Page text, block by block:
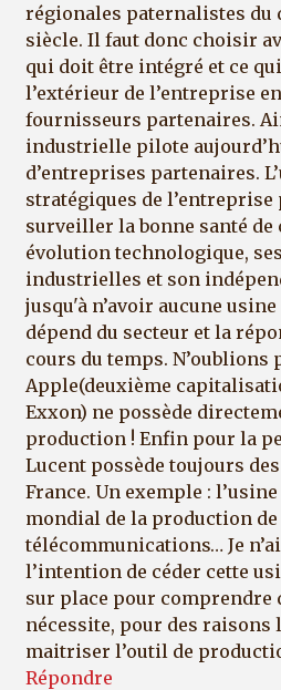
régionales paternalistes du
siècle. Il faut donc choisir
qui doit être intégré et ce
l’extérieur de l’entreprise
fournisseurs partenaires.
industrielle pilote
d’entreprises partenaires.
stratégiques de
surveiller la bonne santé de
évolution technologique,
industrielles et son
jusqu'à n’avoir aucune
dépend du secteur et la
cours du temps. N’oublions
Apple(deuxième
Exxon) ne possède
production ! Enfin pour la
Lucent possède toujours
France. Un exemple :
mondial de la production
télécommunications… Je
l’intention de céder cette
sur place pour comprendre
nécessite, pour des raisons
maitriser l’outil de
Répondre